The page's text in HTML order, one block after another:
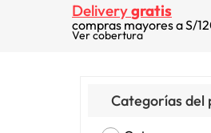
Deliverygratis
compras mayores a S/
Ver cobertura
Categorías del